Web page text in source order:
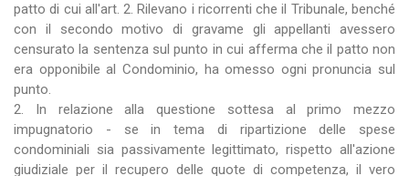
patto di cui all'art. 2. Rilevano i ricorrenti che il Tribunale, benché
con il secondo motivo di gravame gli appellanti avessero
censurato la sentenza sul punto in cui afferma che il patto non
era opponibile al Condominio, ha omesso ogni pronuncia sul
punto.
2. In relazione alla questione sottesa al primo mezzo
impugnatorio - se in tema di ripartizione delle spese
condominiali sia passivamente legittimato, rispetto all'azione
giudiziale per il recupero delle quote di competenza, il vero